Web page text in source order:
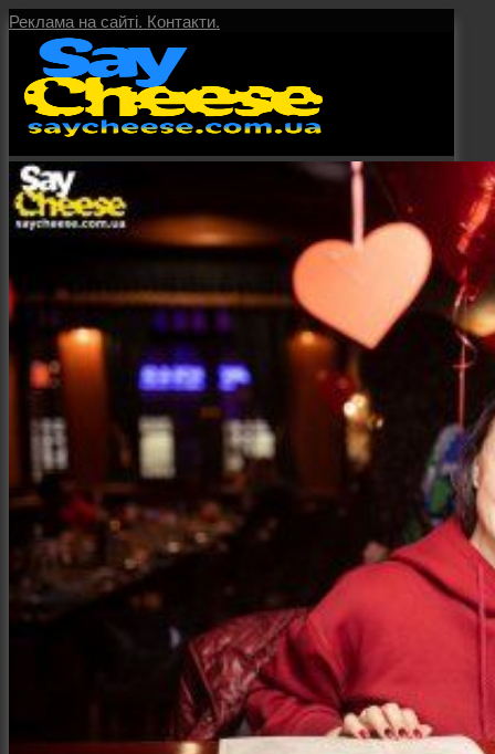
Реклама на сайті. Контакти.
Интерьер и архитектура
Фотосессии и каталоги